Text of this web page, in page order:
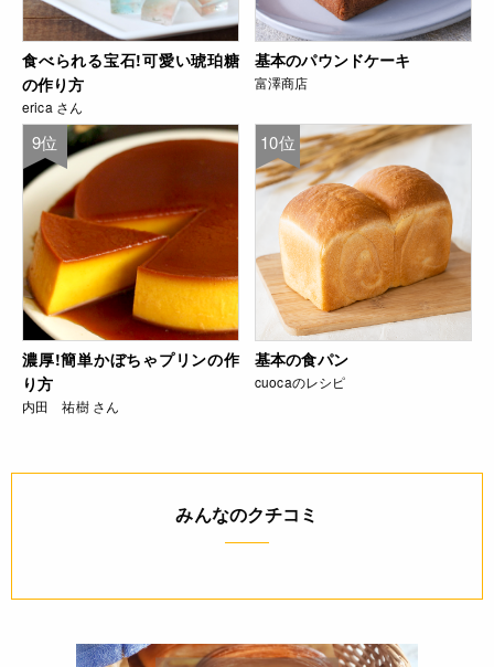
食べられる宝石!可愛い琥珀糖
の作り方
erica さん
基本のパウンドケーキ
富澤商店
9位
濃厚!簡単かぼちゃプリンの作
り方
内田 祐樹 さん
10位
基本の食パン
cuocaのレシピ
みんなのクチコミ